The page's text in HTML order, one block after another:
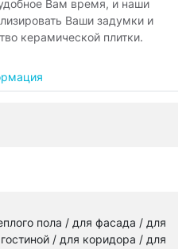
Вам время, и наши
Ваши задумки и
керамической плитки.
пола / для фасада / для
/ для коридора / для